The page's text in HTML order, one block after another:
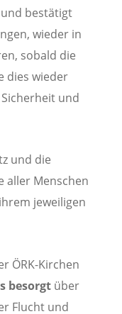
bestätigt
wieder in
sobald die
dies wieder
und
und die
aller Menschen
jeweiligen
ÖRK-Kirchen
besorgt über
Flucht und